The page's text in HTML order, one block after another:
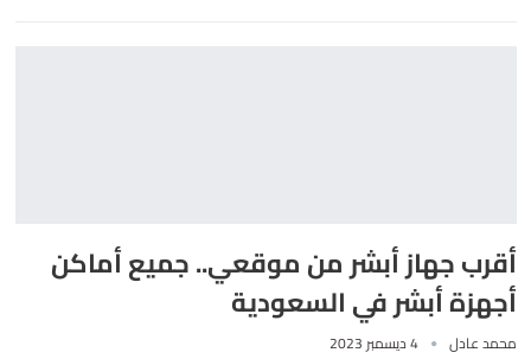
أقرب جهاز أبشر من موقعي.. جميع أماكن
أجهزة أبشر في السعودية
محمد عادل 4 ديسمبر 2023